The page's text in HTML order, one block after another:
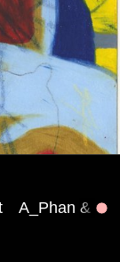
Album